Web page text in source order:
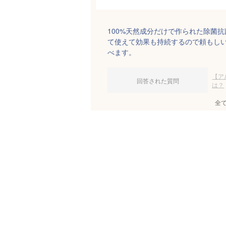
100%天然成分だけで作られた除菌
て使えて効果も持続するので頼もし
べます。
回答された質問
【
は？
全